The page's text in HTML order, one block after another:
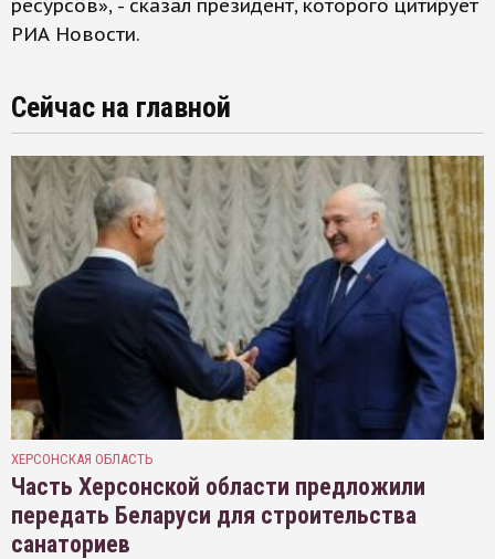
ресурсов», - сказал президент, которого цитирует
РИА Новости.
Сейчас на главной
ХЕРСОНСКАЯ ОБЛАСТЬ
Часть Херсонской области предложили
передать Беларуси для строительства
санаториев